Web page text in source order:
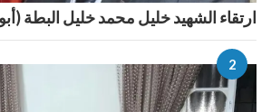
ارتقاء الشهيد خليل محمد خليل البطة